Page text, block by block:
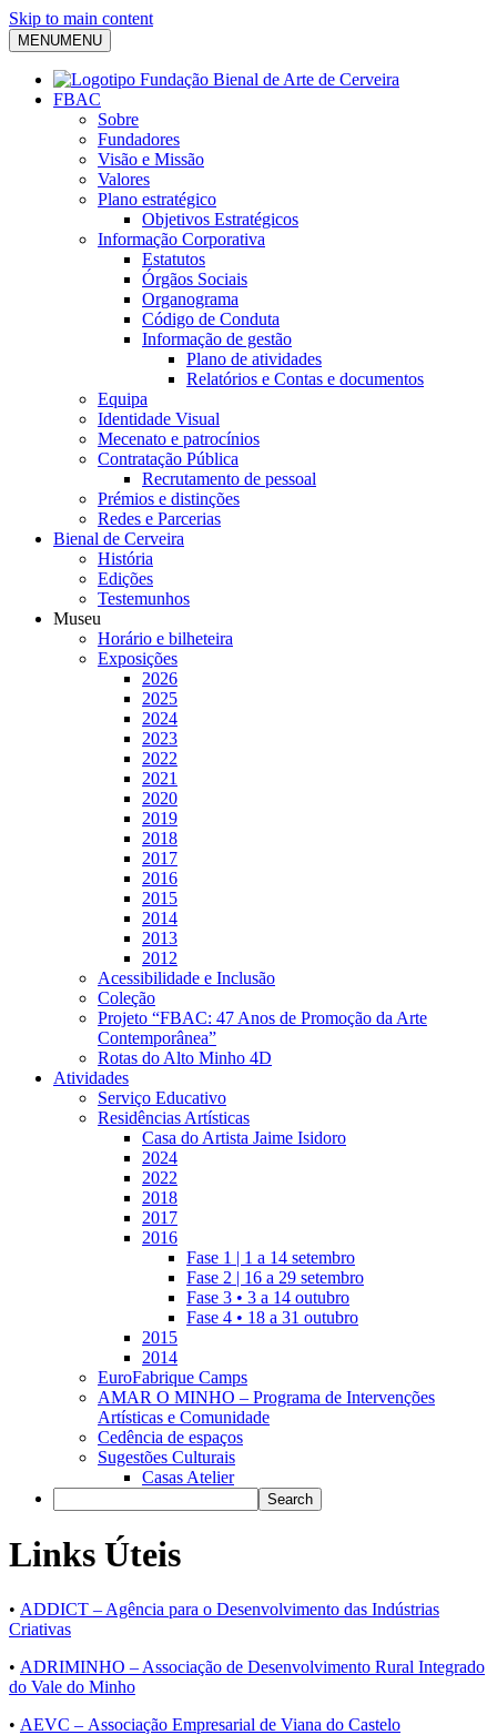
Skip to main content
MENUMENU
FBAC
Sobre
Fundadores
Visão e Missão
Valores
Plano estratégico
Objetivos Estratégicos
Informação Corporativa
Estatutos
Órgãos Sociais
Organograma
Código de Conduta
Informação de gestão
Plano de atividades
Relatórios e Contas e documentos
Equipa
Identidade Visual
Mecenato e patrocínios
Contratação Pública
Recrutamento de pessoal
Prémios e distinções
Redes e Parcerias
Bienal de Cerveira
História
Edições
Testemunhos
Museu
Horário e bilheteira
Exposições
2026
2025
2024
2023
2022
2021
2020
2019
2018
2017
2016
2015
2014
2013
2012
Acessibilidade e Inclusão
Coleção
Projeto “FBAC: 47 Anos de Promoção da Arte
Contemporânea”
Rotas do Alto Minho 4D
Atividades
Serviço Educativo
Residências Artísticas
Casa do Artista Jaime Isidoro
2024
2022
2018
2017
2016
Fase 1 | 1 a 14 setembro
Fase 2 | 16 a 29 setembro
Fase 3 • 3 a 14 outubro
Fase 4 • 18 a 31 outubro
2015
2014
EuroFabrique Camps
AMAR O MINHO – Programa de Intervenções
Artísticas e Comunidade
Cedência de espaços
Sugestões Culturais
Casas Atelier
Links Úteis
• ADDICT – Agência para o Desenvolvimento das Indústrias
Criativas
• ADRIMINHO – Associação de Desenvolvimento Rural Integrado
do Vale do Minho
• AEVC – Associação Empresarial de Viana do Castelo